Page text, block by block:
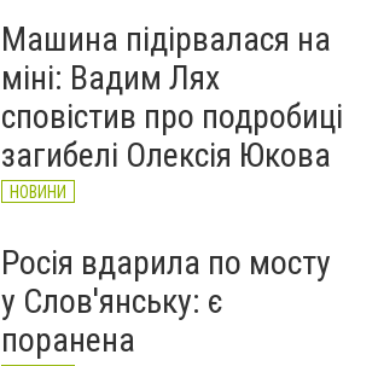
Машина підірвалася на
міні: Вадим Лях
сповістив про подробиці
загибелі Олексія Юкова
НОВИНИ
Росія вдарила по мосту
у Слов'янську: є
поранена